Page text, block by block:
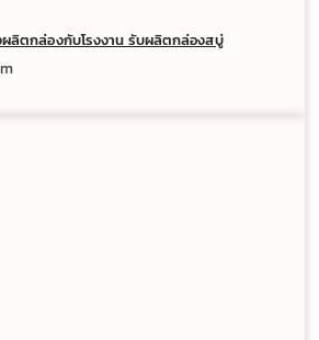
ลิตกล่องกับโรงงาน รับผลิตกล่องสบู่